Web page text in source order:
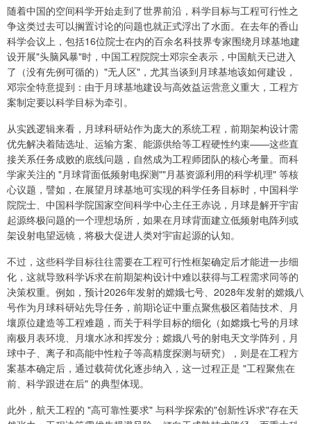
随着中国的空间科学开始走到了世界前沿，科学目标与工程可行性之
争这类过去可以搁置讨论的问题也就正式浮出了水面。在去年的香山
科学会议上，包括16位院士在内的百余名科技界专家围绕月球基地建
设开展"头脑风暴"时，中国工程院院士邓宗全表示，中国航天已进入
了（没有先例可循的）"无人区"，尤其当谈到月球基地该如何建设，
邓宗全特意提到：由于月球基地建设与高效益运营意义重大，工程方
案制定要以科学目标为牵引。
从实践逻辑来看，月球科研站作为庞大的系统工程，前期架构设计需
优先解决着陆选址、运输方案、能源供给等工程硬性约束——这些直
接关系任务成败的底线问题，自然成为工程师团队的核心考量。而科
学家关注的 "月球背面低频射电探测""月基资源利用的科学机理" 等核
心议题，譬如，在展望月球基地可实现的科学任务目标时，中国科学
院院士、中国科学院国家空间科学中心主任王赤说，月球是解开宇宙
起源终极问题的一个理想场所，如果在月球背面建立低频射电阵列或
架设射电望远镜，将极大促进人类对宇宙起源的认知。
不过，这些科学目标往往需要在工程可行性框架确定后才能进一步细
化，这就导致科学诉求在前期架构设计中难以获得与工程需求同等的
决策权重。例如，预计2026年发射的嫦娥七号、2028年发射的嫦娥八
号作为月球科研站先导任务，前期论证中重点聚焦极区着陆技术、月
壤原位建造等工程难题，而关于科学目标的细化（如嫦娥七号的月球
南极月表环境、月壤水冰和挥发分；嫦娥八号的射电天文学阵列，月
球中子、离子和高能中性粒子等高精度探测与研究），则是在工程方
案基本确定后，通过载荷优化逐步纳入，这一过程正是 "工程聚焦在
前、科学跟进在后" 的典型体现。
此外，航天工程的 "高可靠性要求" 与科学探索的"创新性诉求"存在天